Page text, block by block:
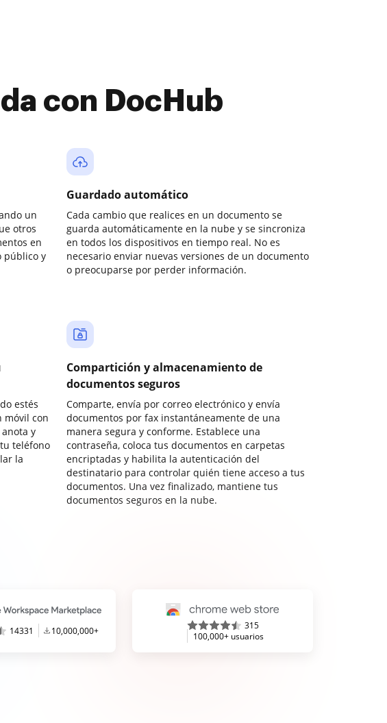
con DocHub
un
otros
en
público y
Guardado automático
Cada cambio que realices en un documento se
guarda automáticamente en la nube y se sincroniza
en todos los dispositivos en tiempo real. No es
necesario enviar nuevas versiones de un documento
o preocuparse por perder información.
estés
móvil con
y
teléfono
la
Compartición y almacenamiento de
documentos seguros
Comparte, envía por correo electrónico y envía
documentos por fax instantáneamente de una
manera segura y conforme. Establece una
contraseña, coloca tus documentos en carpetas
encriptadas y habilita la autenticación del
destinatario para controlar quién tiene acceso a tus
documentos. Una vez finalizado, mantiene tus
documentos seguros en la nube.
14331 10,000,000+
315
100,000+ usuarios